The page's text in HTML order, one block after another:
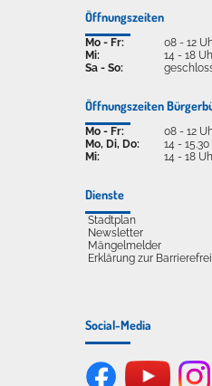
Öffnungszeiten
Mo - Fr:
Mi:
Sa - So:
08 - 12
14 - 18
Öffnungszeiten
Mo - Fr:
Mo, Di, Do:
Mi:
08 - 12
14 -
14 - 18
Dienste
Stadtplan
Newsletter
Mängelmelder
Erklärung zur
Social-Media